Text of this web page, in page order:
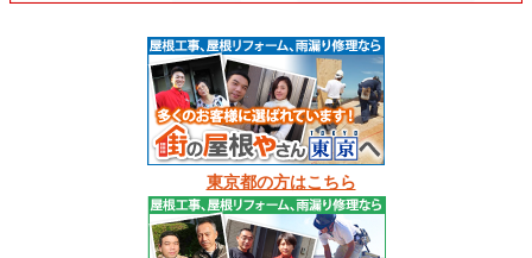
東京都の方はこちら